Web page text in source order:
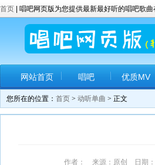
首页 | 唱吧网页版为您提供最新最好听的唱吧歌
网站首页 唱吧 优质MV
您所在的位置： 首页 > 动听单曲 > 正文
作者： 来源：原创 日期